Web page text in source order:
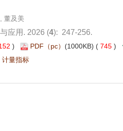
): 247-256.
) 745 )